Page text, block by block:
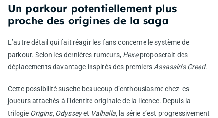
Un parkour potentiellement plus
proche des origines de la saga
L’autre détail qui fait réagir les fans concerne le système de
parkour. Selon les dernières rumeurs, Hexeproposerait des
déplacements davantage inspirés des premiersAssassin’s Creed.
Cette possibilité suscite beaucoup d’enthousiasme chez les
joueurs attachés à l’identité originale de la licence. Depuis la
trilogie Origins, Odysseyet Valhalla, la série s’est progressivement